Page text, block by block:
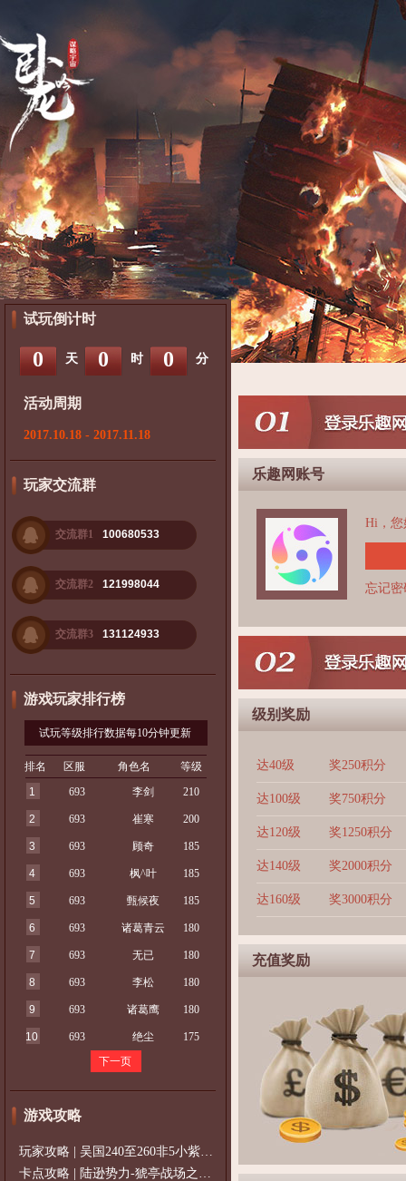
试玩倒计时
0 天 0 时 0 分
活动周期
2017.10.18 - 2017.11.18
玩家交流群
交流群1 100680533
交流群2 121998044
交流群3 131124933
游戏玩家排行榜
试玩等级排行数据每10分钟更新
排名 区服 角色名
等级
1
693 李剑 210
2 693 崔寒 200
3 693 顾奇 185
4 693 枫^叶 185
5 693 甄候夜 185
6 693 诸葛青云 180
7 693 无已 180
8 693 李松 180
9 693 诸葛鹰 180
10 693 绝尘
175
下一页
游戏攻略
玩家攻略 | 吴国240至260非5小紫过策免
卡点攻略 | 陆逊势力-猇亭战场之陆逊
乐趣网账号
Hi，您
忘记密
级别奖励
达40级 奖250积分
达100级 奖750积分
达120级 奖1250积分
达140级 奖2000积分
达160级 奖3000积分
充值奖励